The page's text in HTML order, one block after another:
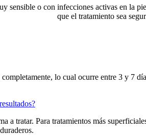
sensible o con infecciones activas en
que el tratamiento sea
lo cual ocurre entre 3 y 7
a tratar. Para tratamientos más